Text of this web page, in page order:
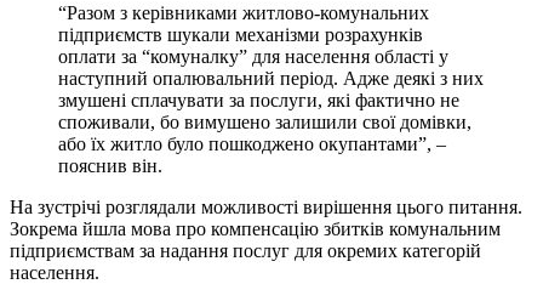
“Разом з керівниками житлово-комунальних
підприємств шукали механізми розрахунків
оплати за “комуналку” для населення області у
наступний опалювальний період. Адже деякі з них
змушені сплачувати за послуги, які фактично не
споживали, бо вимушено залишили свої домівки,
або їх житло було пошкоджено окупантами”, –
пояснив він.
На зустрічі розглядали можливості вирішення цього питання.
Зокрема йшла мова про компенсацію збитків комунальним
підприємствам за надання послуг для окремих категорій
населення.